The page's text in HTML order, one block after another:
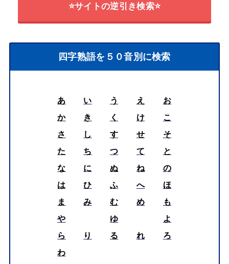
⭐サイトの逆引き検索⭐
四字熟語を５０音別に検索
あ い う え
お
か
き く け
こ
さ
し す せ
そ
た
ち つ て
と
な
に ぬ ね
の
は
ひ ふ へ
ほ
ま
み む め
も
や
ゆ
よ
ら
り る れ
ろ
わ